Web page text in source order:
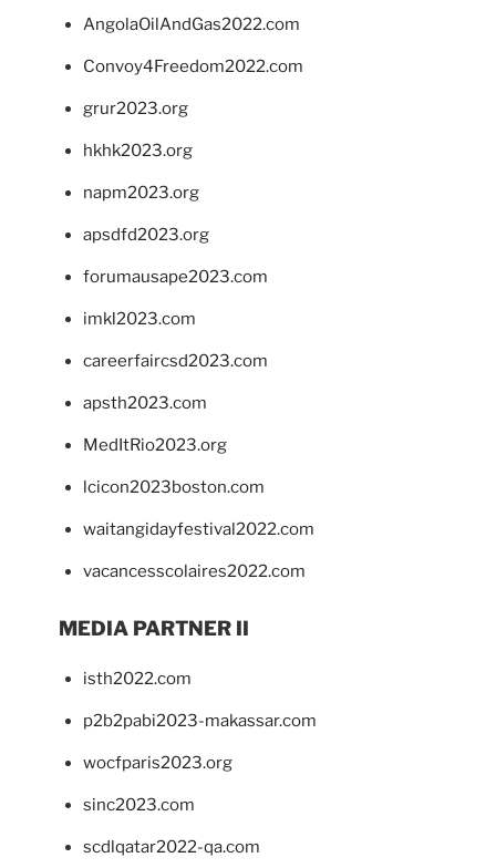
AngolaOilAndGas2022.com
Convoy4Freedom2022.com
grur2023.org
hkhk2023.org
napm2023.org
apsdfd2023.org
forumausape2023.com
imkl2023.com
careerfaircsd2023.com
apsth2023.com
MedItRio2023.org
lcicon2023boston.com
waitangidayfestival2022.com
vacancesscolaires2022.com
MEDIA PARTNER II
isth2022.com
p2b2pabi2023-makassar.com
wocfparis2023.org
sinc2023.com
scdlqatar2022-qa.com